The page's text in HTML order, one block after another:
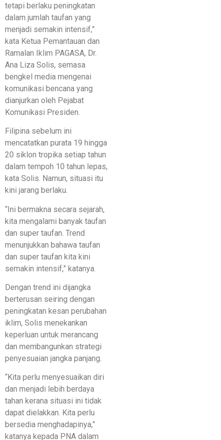
tetapi berlaku peningkatan
dalam jumlah taufan yang
menjadi semakin intensif,”
kata Ketua Pemantauan dan
Ramalan Iklim PAGASA, Dr.
Ana Liza Solis, semasa
bengkel media mengenai
komunikasi bencana yang
dianjurkan oleh Pejabat
Komunikasi Presiden.
Filipina sebelum ini
mencatatkan purata 19 hingga
20 siklon tropika setiap tahun
dalam tempoh 10 tahun lepas,
kata Solis. Namun, situasi itu
kini jarang berlaku.
“Ini bermakna secara sejarah,
kita mengalami banyak taufan
dan super taufan. Trend
menunjukkan bahawa taufan
dan super taufan kita kini
semakin intensif,” katanya.
Dengan trend ini dijangka
berterusan seiring dengan
peningkatan kesan perubahan
iklim, Solis menekankan
keperluan untuk merancang
dan membangunkan strategi
penyesuaian jangka panjang.
“Kita perlu menyesuaikan diri
dan menjadi lebih berdaya
tahan kerana situasi ini tidak
dapat dielakkan. Kita perlu
bersedia menghadapinya,”
katanya kepada PNA dalam